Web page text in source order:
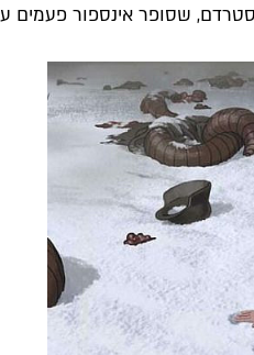
שסופר אינספור פעמים על